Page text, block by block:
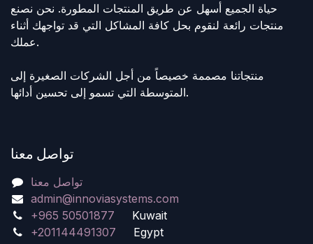
حياة الجميع أسهل عن طريق المنتجات المطورة. نحن نصنع
منتجات رائعة لنقوم بحل كافة المشاكل التي قد تواجهك أثناء
عملك.
منتجاتنا مصممة خصيصاً من أجل الشركات الصغيرة إلى
المتوسطة التي تسمو إلى تحسين أدائها.
تواصل معنا
تواصل معنا
admin@innoviasystems.com
+965 50501877 Kuwait
+201144491307 Egypt